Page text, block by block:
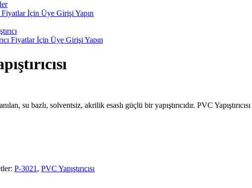
Fiyatlar İçin Üye Girişi Yapın
Fiyatlar İçin Üye Girişi Yapın
su bazlı, solventsiz, akrilik esaslı güçlü bir yapıştırıcıdır. PVC Yapıştırıcısı
P-3021 , PVC Yapıştırıcısı